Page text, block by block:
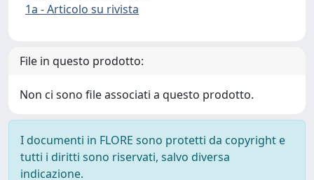
1a - Articolo su rivista
File in questo prodotto:
Non ci sono file associati a questo prodotto.
I documenti in FLORE sono protetti da copyright e
tutti i diritti sono riservati, salvo diversa
indicazione.